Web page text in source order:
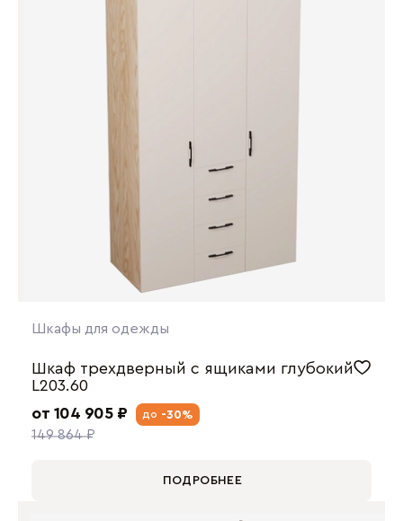
Шкафы для одежды
Шкаф трехдверный с ящиками глубокий
L203.60
от 104 905 ₽
149 864 ₽
до -30%
ПОДРОБНЕЕ